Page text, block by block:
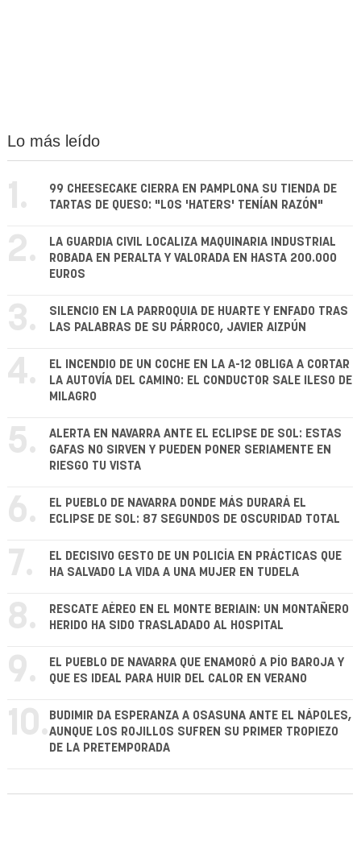
Lo más leído
1.
99 CHEESECAKE CIERRA EN PAMPLONA SU TIENDA DE
TARTAS DE QUESO: "LOS 'HATERS' TENÍAN RAZÓN"
2.
LA GUARDIA CIVIL LOCALIZA MAQUINARIA INDUSTRIAL
ROBADA EN PERALTA Y VALORADA EN HASTA 200.000
EUROS
3.
SILENCIO EN LA PARROQUIA DE HUARTE Y ENFADO TRAS
LAS PALABRAS DE SU PÁRROCO, JAVIER AIZPÚN
4.
EL INCENDIO DE UN COCHE EN LA A-12 OBLIGA A CORTAR
LA AUTOVÍA DEL CAMINO: EL CONDUCTOR SALE ILESO DE
MILAGRO
5.
ALERTA EN NAVARRA ANTE EL ECLIPSE DE SOL: ESTAS
GAFAS NO SIRVEN Y PUEDEN PONER SERIAMENTE EN
RIESGO TU VISTA
6.
EL PUEBLO DE NAVARRA DONDE MÁS DURARÁ EL
ECLIPSE DE SOL: 87 SEGUNDOS DE OSCURIDAD TOTAL
7.
EL DECISIVO GESTO DE UN POLICÍA EN PRÁCTICAS QUE
HA SALVADO LA VIDA A UNA MUJER EN TUDELA
8.
RESCATE AÉREO EN EL MONTE BERIAIN: UN MONTAÑERO
HERIDO HA SIDO TRASLADADO AL HOSPITAL
9.
EL PUEBLO DE NAVARRA QUE ENAMORÓ A PÍO BAROJA Y
QUE ES IDEAL PARA HUIR DEL CALOR EN VERANO
10. BUDIMIR DA ESPERANZA A OSASUNA ANTE EL NÁPOLES,
AUNQUE LOS ROJILLOS SUFREN SU PRIMER TROPIEZO
DE LA PRETEMPORADA